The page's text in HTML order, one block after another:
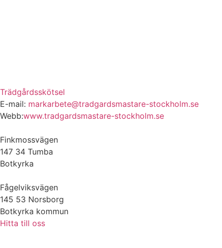
Trädgårdsskötsel
E-mail: markarbete@tradgardsmastare-stockholm.se
Webb:www.tradgardsmastare-stockholm.se
Finkmossvägen
147 34 Tumba
Botkyrka
Fågelviksvägen
145 53 Norsborg
Botkyrka kommun
Hitta till oss